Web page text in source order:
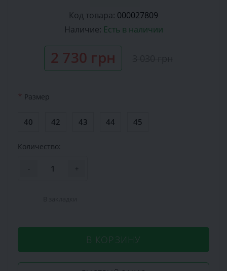
Код товара: 000027809
Наличие: Есть в наличии
2 730 грн
* Размер
40 42 43 44 45
Количество:
- +
В КОРЗИНУ